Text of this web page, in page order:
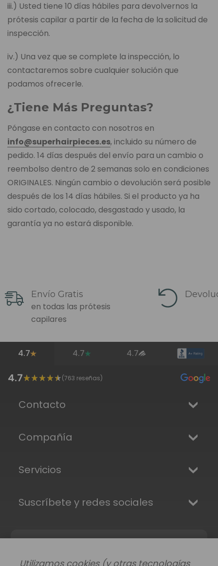
iii.) Usted tiene 10 días hábiles para devolvernos la
prótesis capilar a partir de la fecha de la solicitud de
inspección.
iv.) Una vez que se complete la inspección, lo
contactaremos sobre cualquier solución que
podamos ofrecerle.
¿Tiene Más Preguntas?
Póngase en contacto con nosotros en
info@superhairpieces.es, incluido su número de
pedido. 14 días después del envío para un cambio o
reembolso dentro de 2 semanas solo en condiciones
ORIGINALES. Ningún cambio o devolución será posible
después de los 14 días hábiles. Si el producto ya ha
sido cortado, colocado, desgastado y usado, la
garantía ya no estará disponible.
Envío Gratis
en todas las prótesis
capilares
4.7 4.7 4.7
4.7 (763 reseñas)
Contacto
Compañía
Servicios
Suscríbete y redes sociales
Utilizamos cookies (y otras tecnologías